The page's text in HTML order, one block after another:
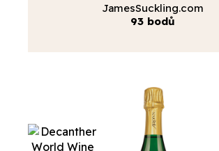
JamesSuckling.com
93 bodů